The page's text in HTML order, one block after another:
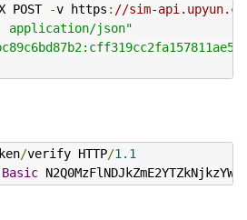
POST -v https : //sim-
application/json"
/verify HTTP/1.1
Basic